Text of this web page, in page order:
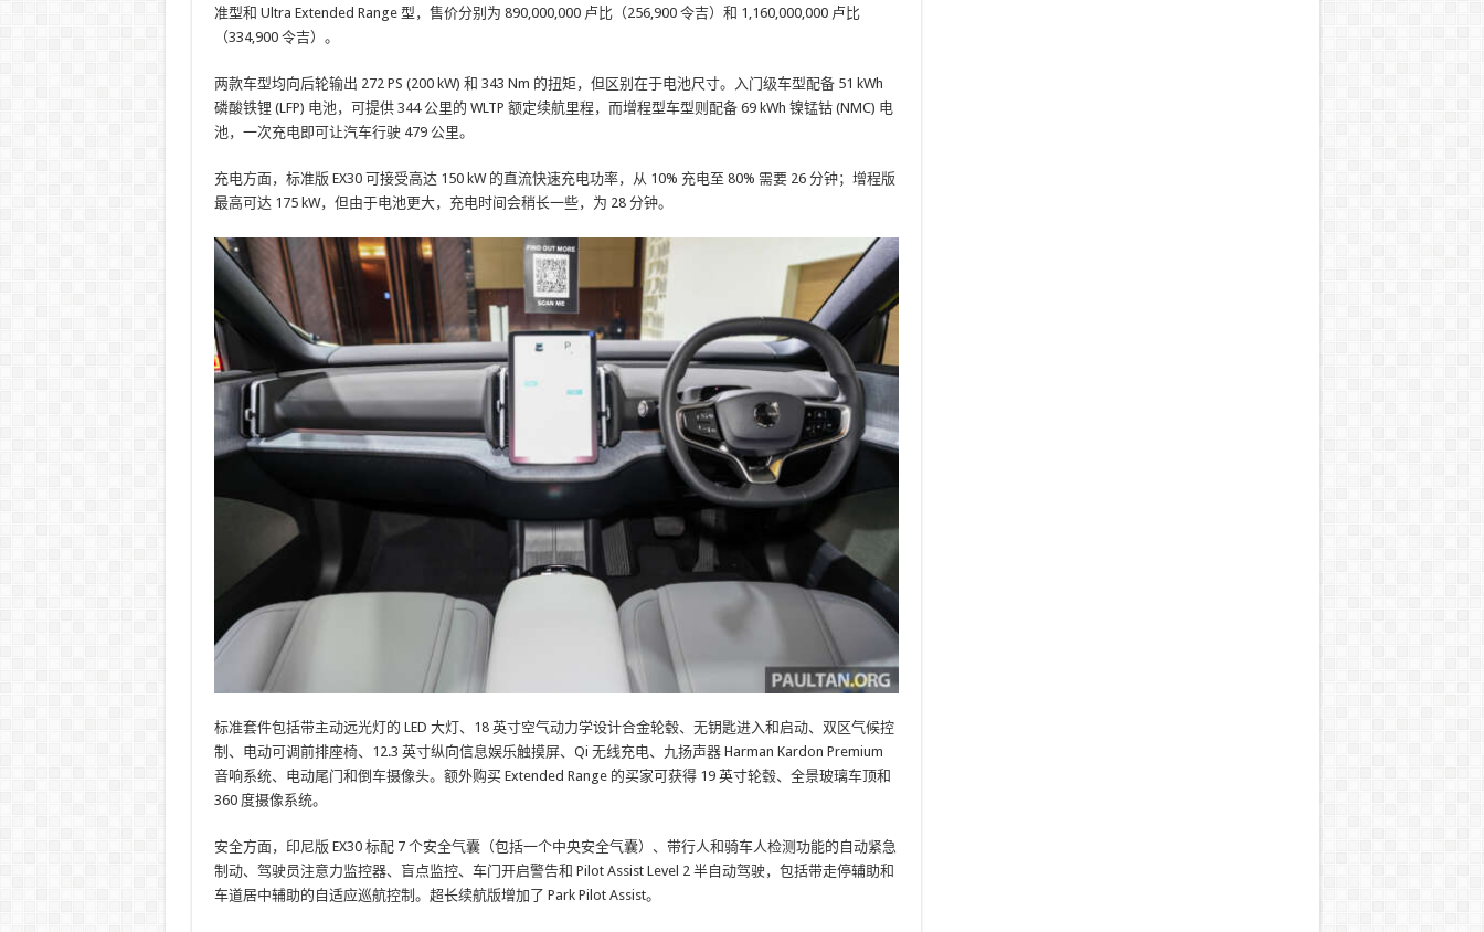
准型和 Ultra Extended Range 型，售价分别为 890,000,000 卢比（256,900 令吉）和 1,160,000,000 卢比
（334,900 令吉）。
两款车型均向后轮输出 272 PS (200 kW) 和 343 Nm 的扭矩，但区别在于电池尺寸。入门级车型配备 51 kWh
磷酸铁锂 (LFP) 电池，可提供 344 公里的 WLTP 额定续航里程，而增程型车型则配备 69 kWh 镍锰钴 (NMC) 电
池，一次充电即可让汽车行驶 479 公里。
充电方面，标准版 EX30 可接受高达 150 kW 的直流快速充电功率，从 10% 充电至 80% 需要 26 分钟；增程版
最高可达 175 kW，但由于电池更大，充电时间会稍长一些，为 28 分钟。
标准套件包括带主动远光灯的 LED 大灯、18 英寸空气动力学设计合金轮毂、无钥匙进入和启动、双区气候控
制、电动可调前排座椅、12.3 英寸纵向信息娱乐触摸屏、Qi 无线充电、九扬声器 Harman Kardon Premium
音响系统、电动尾门和倒车摄像头。额外购买 Extended Range 的买家可获得 19 英寸轮毂、全景玻璃车顶和
360 度摄像系统。
安全方面，印尼版 EX30 标配 7 个安全气囊（包括一个中央安全气囊）、带行人和骑车人检测功能的自动紧急
制动、驾驶员注意力监控器、盲点监控、车门开启警告和 Pilot Assist Level 2 半自动驾驶，包括带走停辅助和
车道居中辅助的自适应巡航控制。超长续航版增加了 Park Pilot Assist。